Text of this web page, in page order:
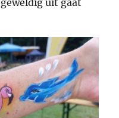
uit gaat